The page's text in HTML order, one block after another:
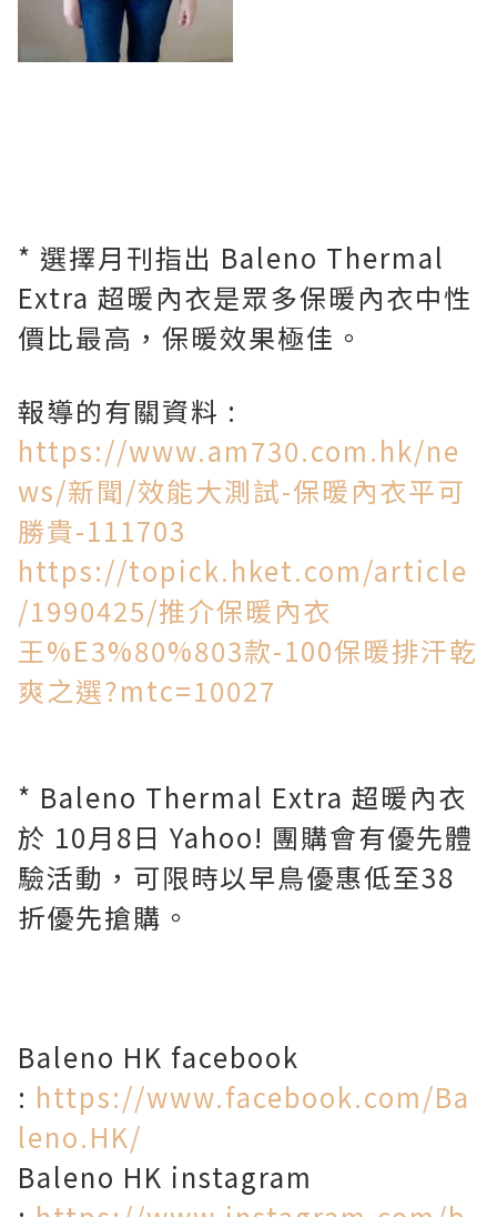
* 選擇月刊指出 Baleno Thermal
Extra 超暖內衣是眾多保暖內衣中性
價比最高，保暖效果極佳。
報導的有關資料 :
https://www.am730.com.hk/ne
ws/新聞/效能大測試-保暖內衣平可
勝貴-111703
https://topick.hket.com/article
/1990425/推介保暖內衣
王%E3%80%803款-100保暖排汗乾
爽之選?mtc=10027
* Baleno Thermal Extra 超暖內衣
於 10月8日 Yahoo! 團購會有優先體
驗活動，可限時以早鳥優惠低至38
折優先搶購。
Baleno HK facebook
: https://www.facebook.com/Ba
leno.HK/
Baleno HK instagram